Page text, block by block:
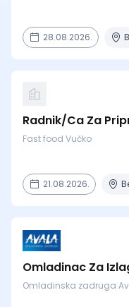
28.08.2026.
Radnik/Ca Za
Fast food Vučko
21.08.2026.
Omladinac Za
Omladinska zadruga